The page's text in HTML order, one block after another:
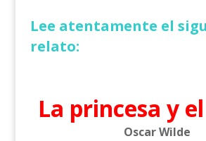
Lee atentamente el
relato:
La princesa y
Oscar Wilde